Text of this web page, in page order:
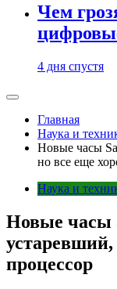
Чем
4 дня спустя
Главная
Наука и
Новые часы
но все еще
Наука и
Новые часы
процессор